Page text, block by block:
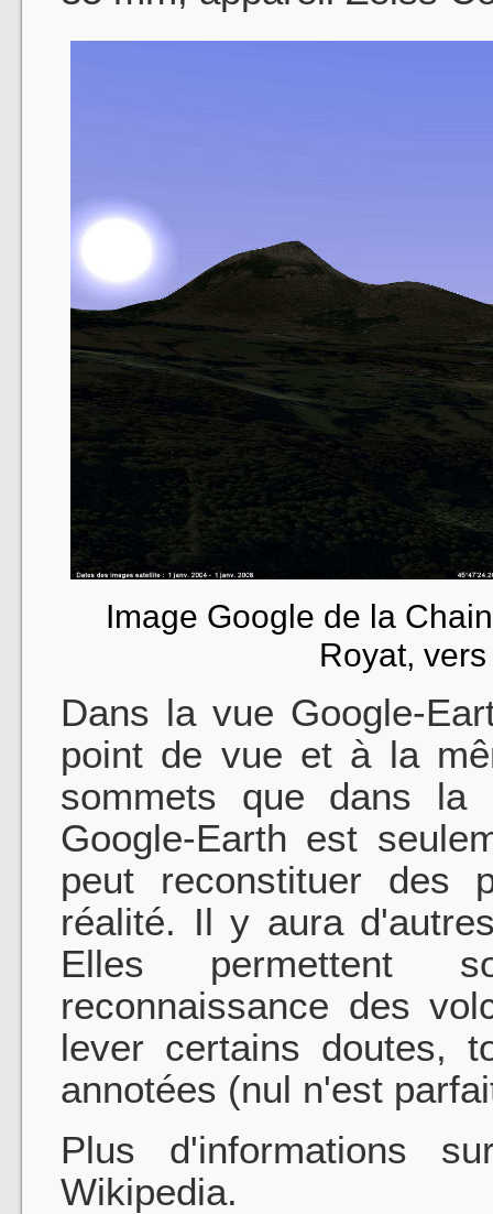
Image Google de la
Royat,
Dans la vue Google-
point de vue et à la
sommets que dans la
Google-Earth est
peut reconstituer des
réalité. Il y aura
Elles permettent
reconnaissance des
lever certains doutes,
annotées (nul n'est
Plus d'informations
Wikipedia.